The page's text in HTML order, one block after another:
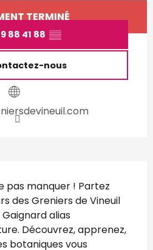
coordonnées
TERMINÉ
88 41 88 ▒▒
nous
pas manquer ! Partez
des Greniers de Vineuil
alias
Découvrez, apprenez,
botaniques vous